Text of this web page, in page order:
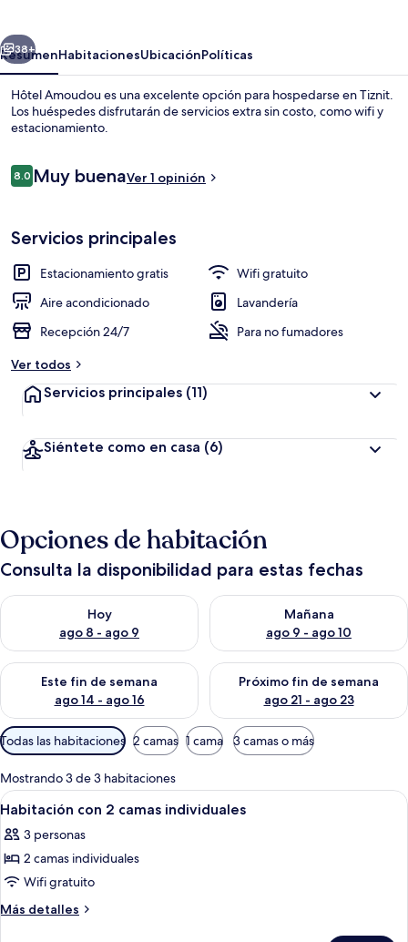
Siguiente
38+
ResumenHabitacionesUbicaciónPolíticas
Hôtel Amoudou es una excelente opción para hospedarse en Tiznit.
Los huéspedes disfrutarán de servicios extra sin costo, como wifi y
estacionamiento.
Opiniones
8.08.0 de 10,
Muy buenaVer 1 opinión
Servicios principales
Estacionamiento gratis
Wifi gratuito
Aire acondicionado
Lavandería
Recepción 24/7
Para no fumadores
Ver todos
Servicios principales (11)
Siéntete como en casa (6)
Opciones de habitación
Consulta la disponibilidad para estas fechas
Hoy
ago 8 - ago 9
Consulta la disponibilidad para hoy ago 8 - ago 9
Mañana
ago 9 - ago 10
Consulta la disponibilidad
Este fin de semana
ago 14 - ago 16
Consulta la disponibilidad para este fin de semana ago 14 -
Próximo fin de semana
ago 21 - ago 23
Consulta la disponibilidad
Filtros
disponibles
para
las
habitaciones
Todas las habitaciones 2 camas 1 cama 3 camas o más
Mostrando 3 de 3 habitaciones
Abrir
todas
las
fotos
de
Habitación
Caja de seguridad en la habitación,
4
Habitación con 2 camas individuales
3 personas
2 camas individuales
Wifi gratuito
Más detalles
Más